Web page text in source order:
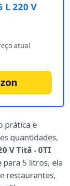
220 V
atual
prática e
quantidades,
V Titã - 0TI
para 5 litros, ela
restaurantes,